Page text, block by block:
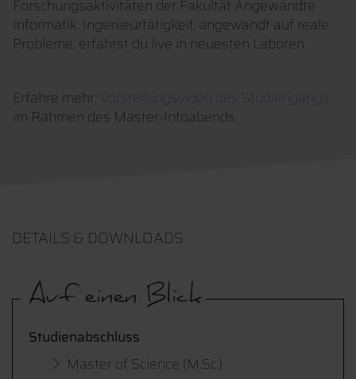
Forschungsaktivitäten der Fakultät Angewandte
Informatik. Ingenieurtätigkeit, angewandt auf reale
Probleme, erfährst du live in neuesten Laboren.
Erfahre mehr: Vorstellungsvideo des Studiengangs
im Rahmen des Master-Infoabends
DETAILS & DOWNLOADS
Auf einen Blick
Studienabschluss
Master of Science (M.Sc.)